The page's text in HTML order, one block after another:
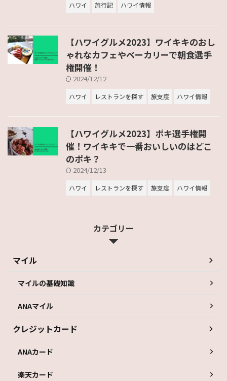
ハワイ 旅行記 ハワイ情報
【ハワイグルメ2023】ワイキキのおし
ゃれなカフェやベーカリーで朝食選手
権開催！
2024/12/12
ハワイ レストランを探す 旅支度 ハワイ情報
【ハワイグルメ2023】ポキ選手権開
催！ワイキキで一番おいしいのはどこ
のポキ？
2024/12/13
ハワイ レストランを探す 旅支度 ハワイ情報
カテゴリー
マイル
マイルの基礎知識
ANAマイル
クレジットカード
ANAカード
楽天カード